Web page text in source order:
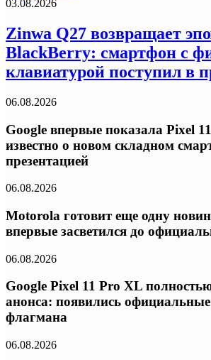
03.08.2026
Zinwa Q27 возвращает
BlackBerry: смартфон с
клавиатурой поступил в
06.08.2026
Google впервые показала Pixel
известно о новом складном
презентацией
06.08.2026
Motorola готовит еще одну
впервые засветился до
06.08.2026
Google Pixel 11 Pro XL
анонса: появились
флагмана
06.08.2026